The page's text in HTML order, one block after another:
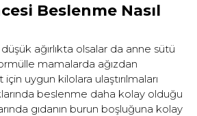
Beslenme Nasıl
ağırlıkta olsalar da anne sütü
mamalarda ağızdan
uygun kilolara ulaştırılmaları
beslenme daha kolay olduğu
gıdanın burun boşluğuna kolay